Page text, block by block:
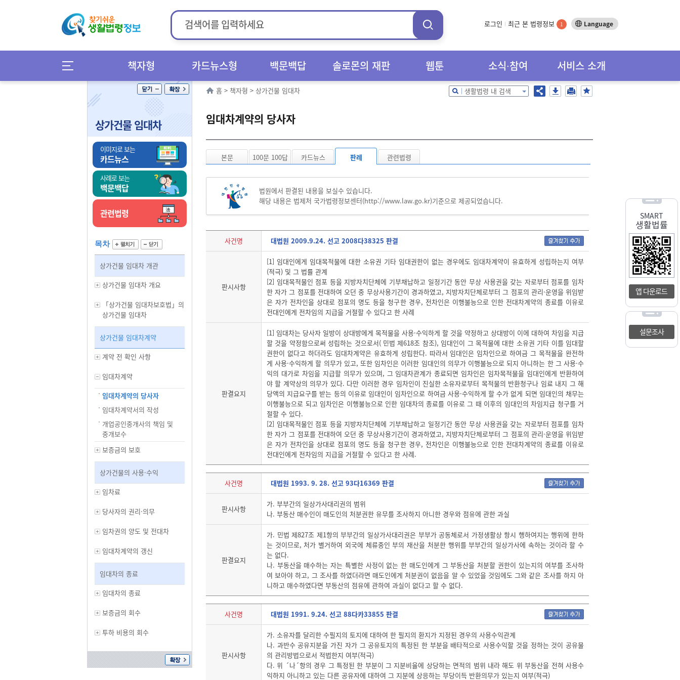
로그인 최근 본 법령정보 1 Language
책자형 카드뉴스형 백문백답 솔로몬의 재판 웹툰 소식∙참여 서비스 소개
SMART
생활법률
앱 다운로드
설문조사
상가건물 임대차
이미지로 보는
카드뉴스
사례로 보는
백문백답
관련법령
목차
상가건물 임대차 개관
상가건물 임대차 개요
「상가건물 임대차보호법」의
상가건물 임대차
상가건물 임대차계약
계약 전 확인 사항
임대차계약
임대차계약의 당사자
임대차계약서의 작성
개업공인중개사의 책임 및
중개보수
보증금의 보호
상가건물의 사용·수익
임차료
당사자의 권리·의무
임차권의 양도 및 전대차
임대차계약의 갱신
임대차의 종료
임대차의 종료
보증금의 회수
투하 비용의 회수
홈 > 책자형 > 상가건물 임대차 생활법령 내 검색
임대차계약의 당사자
본문 100문 100답 카드뉴스 판례 관련법령
법원에서 판결된 내용을 보실수 있습니다.
해당 내용은 법제처 국가법령정보센터(http://www.law.go.kr)기준으로 제공되었습니다.
사건명 대법원 2009.9.24. 선고 2008다38325 판결
판시사항
[1] 임대인에게 임대목적물에 대한 소유권 기타 임대권한이 없는 경우에도 임대차계약이 유효하게 성립하는지 여부
(적극) 및 그 법률 관계
[2] 임대목적물인 점포 등을 지방자치단체에 기부채납하고 일정기간 동안 무상 사용권을 갖는 자로부터 점포를 임차
한 자가 그 점포를 전대하여 오던 중 무상사용기간이 경과하였고, 지방자치단체로부터 그 점포의 관리·운영을 위임받
은 자가 전차인을 상대로 점포의 명도 등을 청구한 경우, 전차인은 이행불능으로 인한 전대차계약의 종료를 이유로
전대인에게 전차임의 지급을 거절할 수 있다고 한 사례
판결요지
[1] 임대차는 당사자 일방이 상대방에게 목적물을 사용·수익하게 할 것을 약정하고 상대방이 이에 대하여 차임을 지급
할 것을 약정함으로써 성립하는 것으로서( 민법 제618조 참조), 임대인이 그 목적물에 대한 소유권 기타 이를 임대할
권한이 없다고 하더라도 임대차계약은 유효하게 성립한다. 따라서 임대인은 임차인으로 하여금 그 목적물을 완전하
게 사용·수익하게 할 의무가 있고, 또한 임차인은 이러한 임대인의 의무가 이행불능으로 되지 아니하는 한 그 사용·수
익의 대가로 차임을 지급할 의무가 있으며, 그 임대차관계가 종료되면 임차인은 임차목적물을 임대인에게 반환하여
야 할 계약상의 의무가 있다. 다만 이러한 경우 임차인이 진실한 소유자로부터 목적물의 반환청구나 임료 내지 그 해
당액의 지급요구를 받는 등의 이유로 임대인이 임차인으로 하여금 사용·수익하게 할 수가 없게 되면 임대인의 채무는
이행불능으로 되고 임차인은 이행불능으로 인한 임대차의 종료를 이유로 그 때 이후의 임대인의 차임지급 청구를 거
절할 수 있다.
[2] 임대목적물인 점포 등을 지방자치단체에 기부채납하고 일정기간 동안 무상 사용권을 갖는 자로부터 점포를 임차
한 자가 그 점포를 전대하여 오던 중 무상사용기간이 경과하였고, 지방자치단체로부터 그 점포의 관리·운영을 위임받
은 자가 전차인을 상대로 점포의 명도 등을 청구한 경우, 전차인은 이행불능으로 인한 전대차계약의 종료를 이유로
전대인에게 전차임의 지급을 거절할 수 있다고 한 사례.
사건명 대법원 1993. 9. 28. 선고 93다16369 판결
판시사항
가. 부부간의 일상가사대리권의 범위
나. 부동산 매수인이 매도인의 처분권한 유무를 조사하지 아니한 경우와 점유에 관한 과실
판결요지
가. 민법 제827조 제1항의 부부간의 일상가사대리권은 부부가 공동체로서 가정생활상 항시 행하여지는 행위에 한하
는 것이므로, 처가 별거하여 외국에 체류중인 부의 재산을 처분한 행위를 부부간의 일상가사에 속하는 것이라 할 수
는 없다.
나. 부동산을 매수하는 자는 특별한 사정이 없는 한 매도인에게 그 부동산을 처분할 권한이 있는지의 여부를 조사하
여 보아야 하고, 그 조사를 하였더라면 매도인에게 처분권이 없음을 알 수 있었을 것임에도 그와 같은 조사를 하지 아
니하고 매수하였다면 부동산의 점유에 관하여 과실이 없다고 할 수 없다.
사건명 대법원 1991. 9.24. 선고 88다카33855 판결
판시사항
가. 소유자를 달리한 수필지의 토지에 대하여 한 필지의 환지가 지정된 경우의 사용수익관계
나. 과반수 공유지분을 가진 자가 그 공유토지의 특정된 한 부분을 배타적으로 사용수익할 것을 정하는 것이 공유물
의 관리방법으로서 적법한지 여부(적극)
다. 위 ´나´항의 경우 그 특정된 한 부분이 그 지분비율에 상당하는 면적의 범위 내라 해도 위 부동산을 전혀 사용수
익하지 아니하고 있는 다른 공유자에 대하여 그 지분에 상응하는 부당이득 반환의무가 있는지 여부(적극)